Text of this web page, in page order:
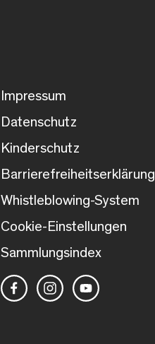
Impressum
Datenschutz
Kinderschutz
Barrierefreiheitserklärung
Whistleblowing-System
Cookie-Einstellungen
Sammlungsindex